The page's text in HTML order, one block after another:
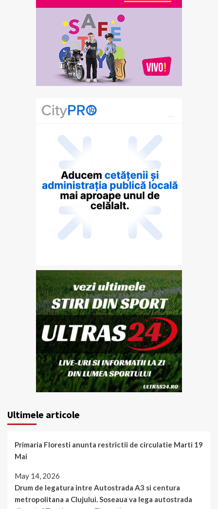
Ultimele articole
Primaria Floresti anunta restrictii de circulatie Marti 19
Mai
May 14, 2026
Drum de legatura intre Autostrada A3 si centura
metropolitana a Clujului. Soseaua va lega autostrada